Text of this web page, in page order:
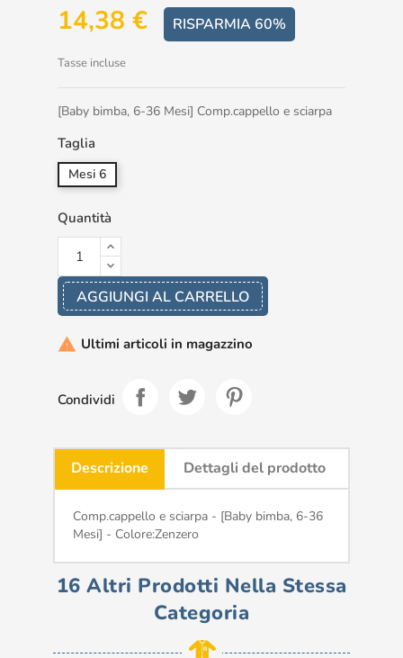
14,38 € RISPARMIA 60%
Tasse incluse
[Baby bimba, 6-36 Mesi] Comp.cappello e sciarpa
Taglia
Mesi 6
Quantità
AGGIUNGI AL CARRELLO
 Ultimi articoli in magazzino
Condividi
Descrizione Dettagli del prodotto
Comp.cappello e sciarpa - [Baby bimba, 6-36
Mesi] - Colore:Zenzero
16 Altri Prodotti Nella Stessa
Categoria